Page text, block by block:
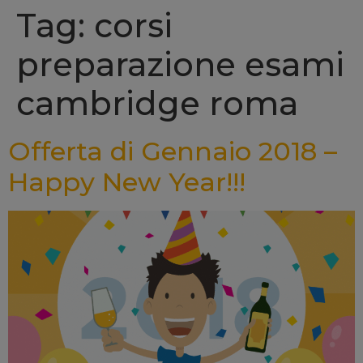
Tag: corsi
preparazione esami
cambridge roma
Offerta di Gennaio 2018 –
Happy New Year!!!